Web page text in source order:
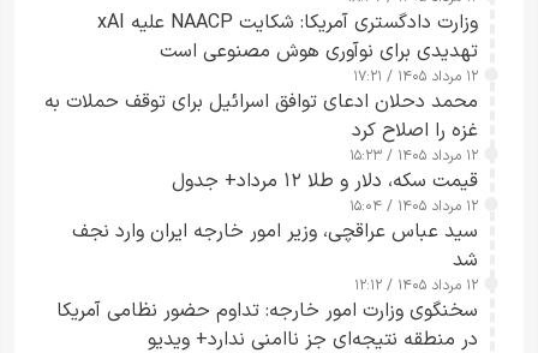
وزارت دادگستری آمریکا: شکایت NAACP علیه xAI
تهدیدی برای نوآوری هوش مصنوعی است
۱۲ مرداد ۱۴۰۵ / ۱۷:۲۱
محمد دحلان ادعای توافق اسرائیل برای توقف حملات به
غزه را اصلاح کرد
۱۲ مرداد ۱۴۰۵ / ۱۵:۲۳
قیمت سکه، دلار و طلا ۱۲ مرداد+ جدول
۱۲ مرداد ۱۴۰۵ / ۱۵:۰۴
سید عباس عراقچی، وزیر امور خارجه ایران وارد نجف
شد
۱۲ مرداد ۱۴۰۵ / ۱۲:۱۲
سخنگوی وزارت امور خارجه: تداوم حضور نظامی آمریکا
در منطقه نتیجه‌ای جز ناامنی ندارد+ ویدیو